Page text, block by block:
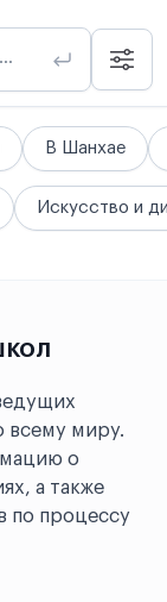
Название университета, колледжа или школы
В Шанхае
Искусство и
всему миру.
о
а также
по процессу